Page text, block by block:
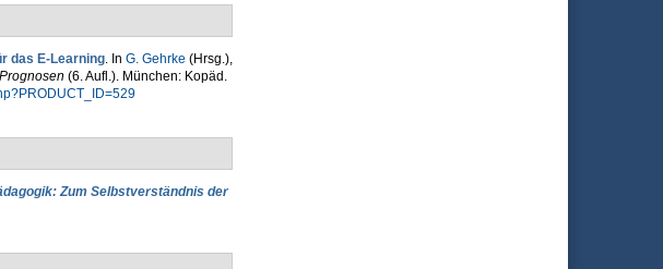
das E-Learning. In G. Gehrke (Hrsg.),
(6. Aufl.). München: Kopäd.
Zum Selbstverständnis der